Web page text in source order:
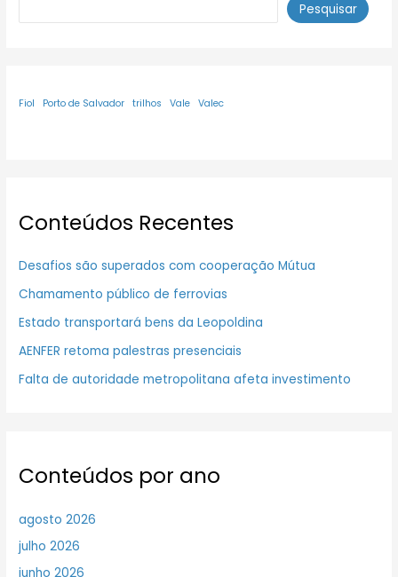
Pesquisar
Fiol Porto de Salvador trilhos Vale Valec
Conteúdos Recentes
Desafios são superados com cooperação Mútua
Chamamento público de ferrovias
Estado transportará bens da Leopoldina
AENFER retoma palestras presenciais
Falta de autoridade metropolitana afeta investimento
Conteúdos por ano
agosto 2026
julho 2026
junho 2026